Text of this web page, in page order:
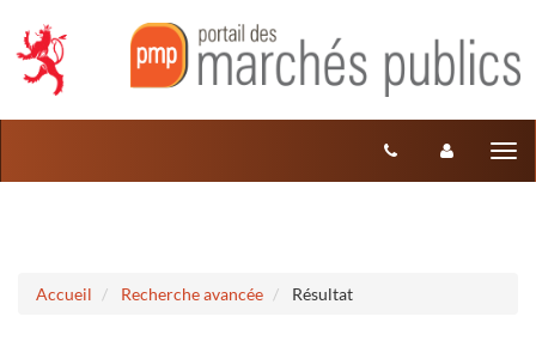
Accueil Recherche avancée Résultat